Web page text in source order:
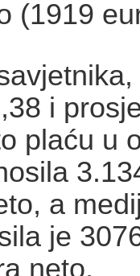
(1919
i
plaću u
a
je
neto.